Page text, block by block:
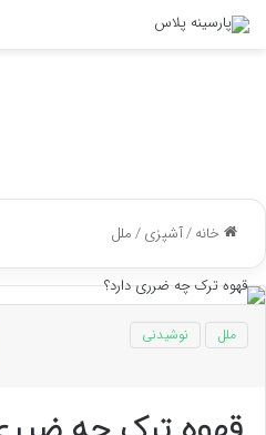
خانه/آشپزی/ملل
ملل نوشیدنی